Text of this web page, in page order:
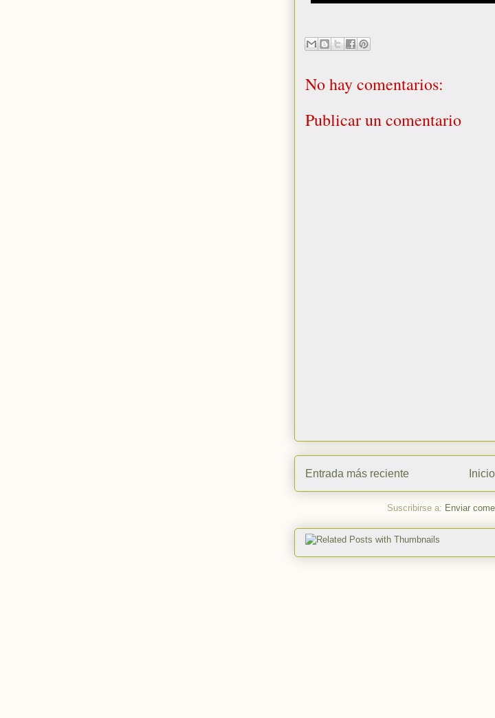
No hay comentarios:
Publicar un comentario
Entrada más reciente Inicio
Suscribirse a: Enviar